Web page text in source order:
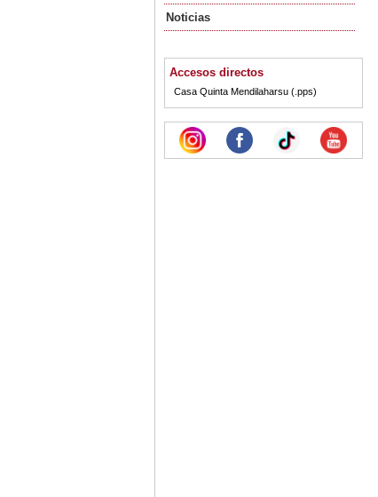
Noticias
Accesos directos
Casa Quinta Mendilaharsu (.pps)